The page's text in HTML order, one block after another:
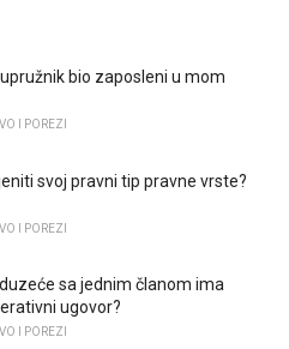
bio zaposleni u mom
I POREZI
svoj pravni tip pravne vrste?
I POREZI
sa jednim članom ima
ugovor?
I POREZI